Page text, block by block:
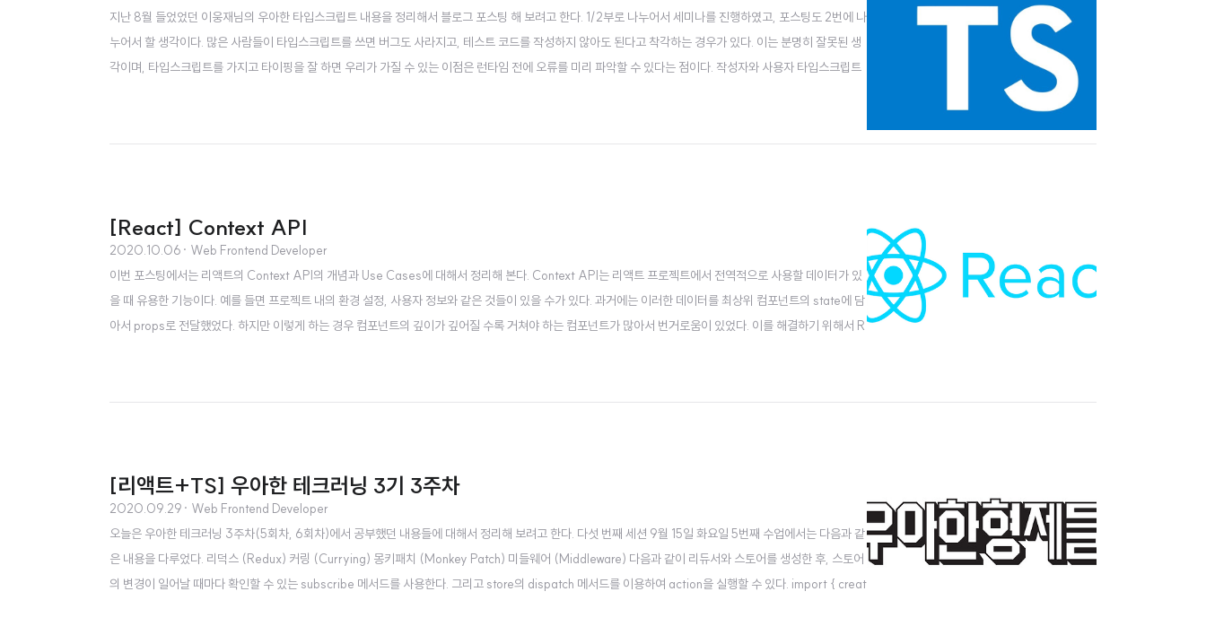
지난 8월 들었었던 이웅재님의 우아한 타입스크립트 내용을 정리해서 블로그 포스팅 해 보려고 한다. 1/2부로 나누어서 세미나를 진행하였고, 포스팅도 2번에 나
누어서 할 생각이다. 많은 사람들이 타입스크립트를 쓰면 버그도 사라지고, 테스트 코드를 작성하지 않아도 된다고 착각하는 경우가 있다. 이는 분명히 잘못된 생
각이며, 타입스크립트를 가지고 타이핑을 잘 하면 우리가 가질 수 있는 이점은 런타임 전에 오류를 미리 파악할 수 있다는 점이다. 작성자와 사용자 타입스크립트
[React] Context API
2020.10.06 · Web Frontend Developer
이번 포스팅에서는 리액트의 Context API의 개념과 Use Cases에 대해서 정리해 본다. Context API는 리액트 프로젝트에서 전역적으로 사용할 데이터가 있
을 때 유용한 기능이다. 예를 들면 프로젝트 내의 환경 설정, 사용자 정보와 같은 것들이 있을 수가 있다. 과거에는 이러한 데이터를 최상위 컴포넌트의 state에 담
아서 props로 전달했었다. 하지만 이렇게 하는 경우 컴포넌트의 깊이가 깊어질 수록 거쳐야 하는 컴포넌트가 많아서 번거로움이 있었다. 이를 해결하기 위해서 R
[리액트+TS] 우아한 테크러닝 3기 3주차
2020.09.29 · Web Frontend Developer
오늘은 우아한 테크러닝 3주차(5회차, 6회차)에서 공부했던 내용들에 대해서 정리해 보려고 한다. 다섯 번째 세션 9월 15일 화요일 5번째 수업에서는 다음과 같
은 내용을 다루었다. 리덕스 (Redux) 커링 (Currying) 몽키패치 (Monkey Patch) 미들웨어 (Middleware) 다음과 같이 리듀서와 스토어를 생성한 후, 스토어
의 변경이 일어날 때마다 확인할 수 있는 subscribe 메서드를 사용한다. 그리고 store의 dispatch 메서드를 이용하여 action을 실행할 수 있다. import { creat